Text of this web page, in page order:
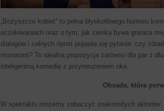
„Bożyszcze kobiet” to pełna błyskotliwego humoru
oczekiwaniach oraz o tym, jak cienka bywa granica
dialogów i celnych ripost pojawia się pytanie: czy
monotonii? To idealna propozycja zarówno dla par z
inteligentną komedię z przymrużeniem oka.
Obsada, która
W spektaklu możemy zobaczyć znakomitych aktorów: